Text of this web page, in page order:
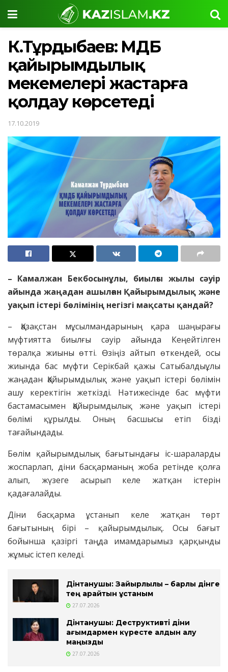
К.Тұрдыбаев: ҚМДБ
қайырымдылық
мекемелері жастарға
қолдау көрсетеді
17.10.2019
– Камалжан Бекбосынұлы, биылғы жылы сәуір
айында жаңадан ашылған Қайырымдылық және
уақып істері бөлімінің негізгі мақсаты қандай?
– Қазақстан мұсылмандарының қара шаңырағы
мүфтиятта биылғы сәуір айында Кеңейтілген
төралқа жиыны өтті. Өзіңіз айтып өткендей, осы
жиында бас мүфти Серікбай қажы Сатыбалдыұлы
жаңадан Қайырымдылық және уақып істері бөлімін
ашу керектігін жеткізді. Нәтижесінде бас мүфти
бастамасымен Қайырымдылық және уақып істері
бөлімі құрылды. Оның басшысы етіп бізді
тағайындады.
Бөлім қайырымдылық бағытындағы іс-шараларды
жоспарлап, діни басқарманың жоба ретінде қолға
алып, жүзеге асырып келе жатқан істерін
қадағалайды.
Діни басқарма ұстанып келе жатқан төрт
бағытының бірі – қайырымдылық. Осы бағыт
бойынша қазіргі таңда имамдарымыз қарқынды
жұмыс істеп келеді.
Дінтанушы: Зайырлылық – барлық дінге
тең қарайтын ұстаным
27.07.2026
Дінтанушы: Деструктивті діни
ағымдармен күресте алдын алу
маңызды
27.07.2026